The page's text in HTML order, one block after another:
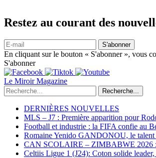
Restez au courant des
S'abonner
En cliquant sur le bouton « S'abonner », vous
S'abonner
Le Miroir Magazine
Recherche...
DERNIÈRES NOUVELLES
MLS – J7 : Première apparition pour
Football et industrie : la FIFA confie au
Romaine Yenido GANDONOU, le talent
CAN SCOLAIRE – ZIMBABWE 2026 :
Celtiis Ligue 1 (J24): Coton solide leader,